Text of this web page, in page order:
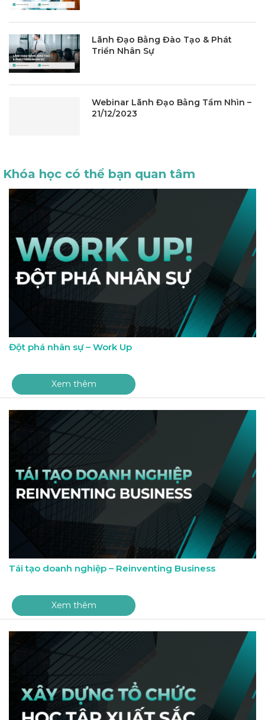
Lãnh Đạo Bằng Đào Tạo & Phát
Triển Nhân Sự
Webinar Lãnh Đạo Bằng Tầm Nhìn –
21/12/2023
Khóa học có thể bạn quan tâm
Đột phá nhân sự – Work Up
Xem thêm
Tái tạo doanh nghiệp – Reinventing Business
Xem thêm